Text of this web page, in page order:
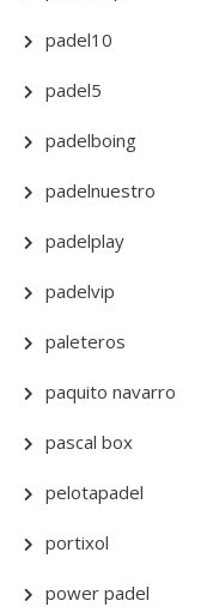
padel10
padel5
padelboing
padelnuestro
padelplay
padelvip
paleteros
paquito navarro
pascal box
pelotapadel
portixol
power padel